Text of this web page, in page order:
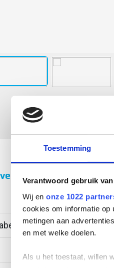
Toestemming
Verantwoord gebruik
Wij en onze 1022
cookies om informatie op
metingen aan
en met welke doelen.
Als u het toestaat, willen